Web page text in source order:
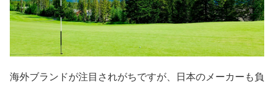
海外ブランドが注目されがちですが、日本のメーカーも負